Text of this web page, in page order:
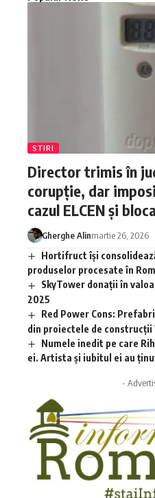
STIRI
Director trimis în
corupție, dar
cazul ELCEN și
Gherghe Alinmartie 26, 2026
Hortifruct își
produselor procesate în
SkyTower donații în
2025
Red Power Cons:
din proiectele de construcții
Numele inedit pe care
ei. Artista și iubitul ei au
-